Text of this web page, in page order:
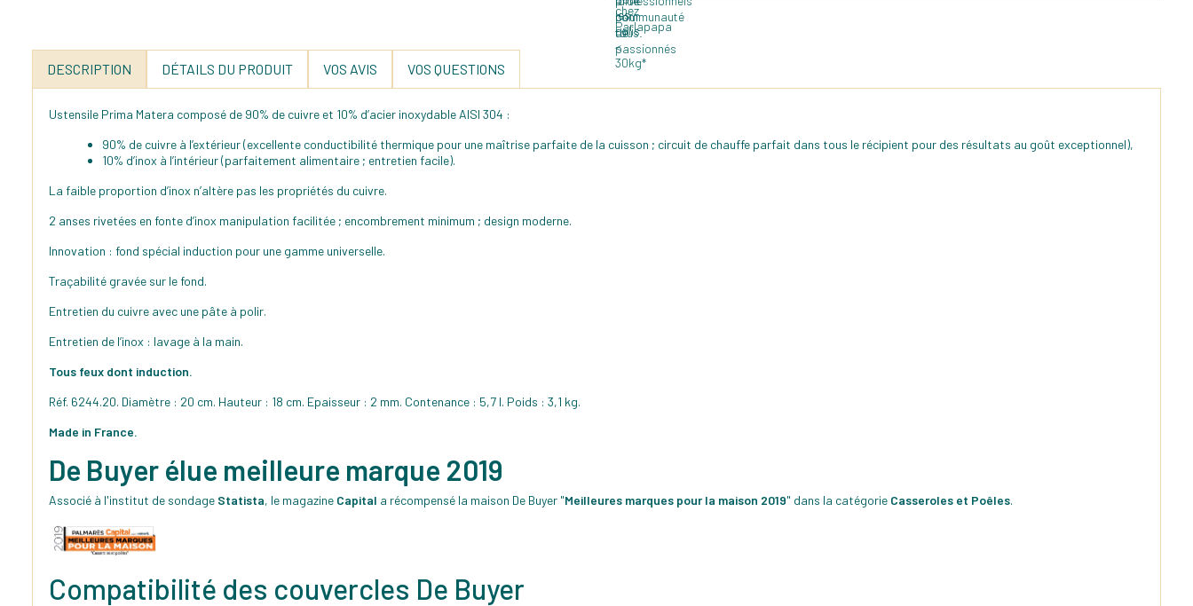
DESCRIPTION DÉTAILS DU PRODUIT VOS AVIS VOS QUESTIONS
Ustensile Prima Matera composé de 90% de cuivre et 10% d’acier inoxydable AISI 304 :
90% de cuivre à l’extérieur (excellente conductibilité thermique pour une maîtrise parfaite de la cuisson ; circuit de chauffe parfait dans tous le récipient pour des résultats au goût exceptionnel),
10% d’inox à l’intérieur (parfaitement alimentaire ; entretien facile).
La faible proportion d’inox n’altère pas les propriétés du cuivre.
2 anses rivetées en fonte d’inox manipulation facilitée ; encombrement minimum ; design moderne.
Innovation : fond spécial induction pour une gamme universelle.
Traçabilité gravée sur le fond.
Entretien du cuivre avec une pâte à polir.
Entretien de l’inox : lavage à la main.
Tous feux dont induction.
Réf. 6244.20. Diamètre : 20 cm. Hauteur : 18 cm. Epaisseur : 2 mm. Contenance : 5,7 l. Poids : 3,1 kg.
Made in France.
De Buyer élue meilleure marque 2019
Associé à l'institut de sondage Statista, le magazine Capital a récompensé la maison De Buyer "Meilleures marques pour la maison 2019" dans la catégorie Casseroles et Poêles.
Compatibilité des couvercles De Buyer